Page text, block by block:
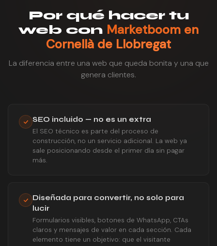
Por qué hacer tu
web con Marketboom en
Cornellà de Llobregat
La diferencia entre una web que queda bonita y una que
genera clientes.
SEO incluido — no es un extra
El SEO técnico es parte del proceso de
construcción, no un servicio adicional. La web ya
sale posicionando desde el primer día sin pagar
más.
Diseñada para convertir, no solo para
lucir
Formularios visibles, botones de WhatsApp, CTAs
claros y mensajes de valor en cada sección. Cada
elemento tiene un objetivo: que el visitante